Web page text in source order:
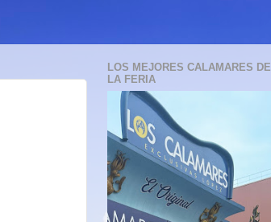
LOS MEJORES CALAMARES DE
LA FERIA